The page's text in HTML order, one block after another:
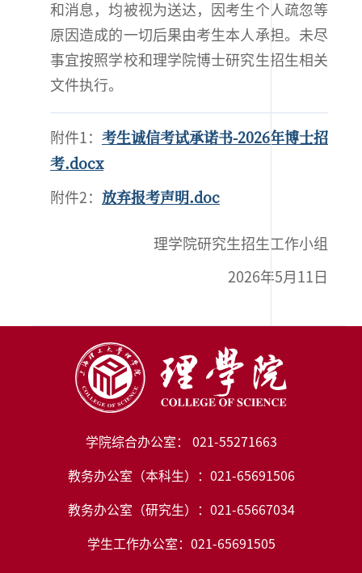
和消息，均被视为送达，因考生个人疏忽等
原因造成的一切后果由考生本人承担。未尽
事宜按照学校和理学院博士研究生招生相关
文件执行。
附件1： 考生诚信考试承诺书-2026年博士招
考.docx
附件2： 放弃报考声明.doc
理学院研究生招生工作小组
2026年5月11日
学院综合办公室： 021-55271663
教务办公室（本科生）：021-65691506
教务办公室（研究生）：021-65667034
学生工作办公室：021-65691505